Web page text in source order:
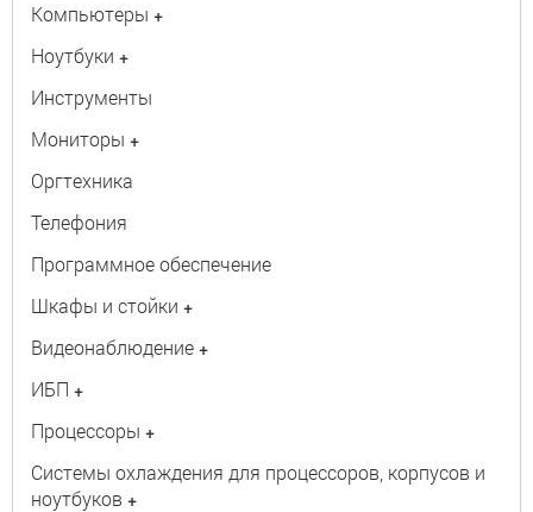
Компьютеры +
Ноутбуки +
Инструменты
Мониторы +
Оргтехника
Телефония
Программное обеспечение
Шкафы и стойки +
Видеонаблюдение +
ИБП +
Процессоры +
Системы охлаждения для процессоров, корпусов и
ноутбуков +